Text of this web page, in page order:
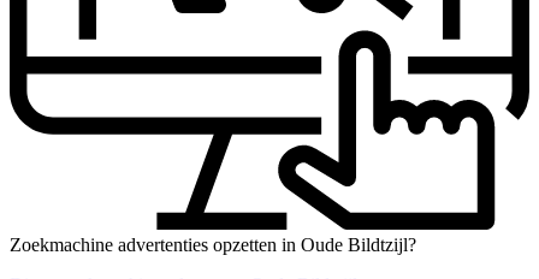
Zoekmachine advertenties opzetten in Oude Bildtzijl?